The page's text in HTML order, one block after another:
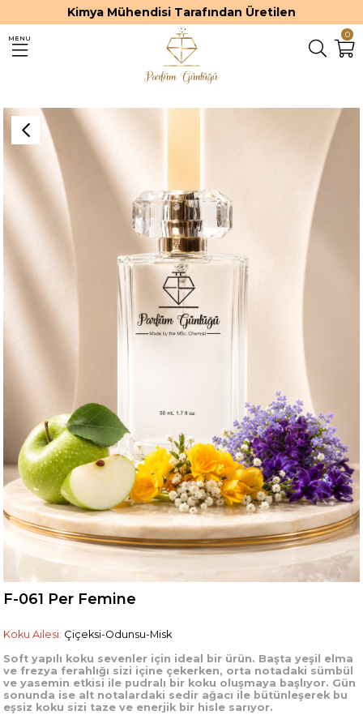
Kimya Mühendisi Tarafından Üretilen
0
MENU
F-061 Per Femine
Koku Ailesi: Çiçeksi-Odunsu-Misk
Soft yapılı koku sevenler için ideal bir ürün. Başta yeşil elma
ve frezya ferahlığı sizi içine çekerken, orta notadaki sümbül
ve yasemin etkisi ile pudralı bir koku oluşmaya başlıyor. Gün
sonunda ise alt notalardaki sedir ağacı ile bütünleşerek bu
eşsiz koku sizi taze ve enerjik bir hisle sarıyor.